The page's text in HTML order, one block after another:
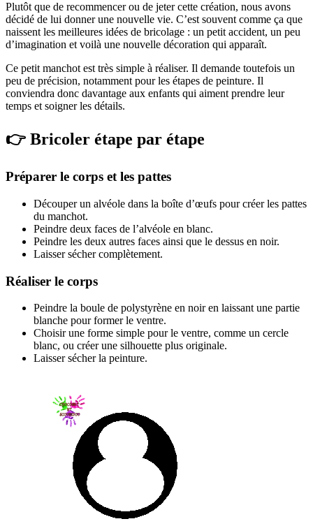
Plutôt que de recommencer ou de jeter cette création, nous avons
décidé de lui donner une nouvelle vie. C’est souvent comme ça que
naissent les meilleures idées de bricolage : un petit accident, un peu
d’imagination et voilà une nouvelle décoration qui apparaît.
Ce petit manchot est très simple à réaliser. Il demande toutefois un
peu de précision, notamment pour les étapes de peinture. Il
conviendra donc davantage aux enfants qui aiment prendre leur
temps et soigner les détails.
👉 Bricoler étape par étape
Préparer le corps et les pattes
Découper un alvéole dans la boîte d’œufs pour créer les pattes
du manchot.
Peindre deux faces de l’alvéole en blanc.
Peindre les deux autres faces ainsi que le dessus en noir.
Laisser sécher complètement.
Réaliser le corps
Peindre la boule de polystyrène en noir en laissant une partie
blanche pour former le ventre.
Choisir une forme simple pour le ventre, comme un cercle
blanc, ou créer une silhouette plus originale.
Laisser sécher la peinture.